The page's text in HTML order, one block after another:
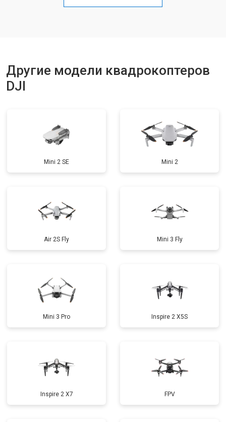
Замена материнской платы от 2800 ₽
Другие модели квадрокоптеров
DJI
Mini 2 SE Mini 2
Air 2S Fly Mini 3 Fly
Mini 3 Pro Inspire 2 X5S
Inspire 2 X7 FPV